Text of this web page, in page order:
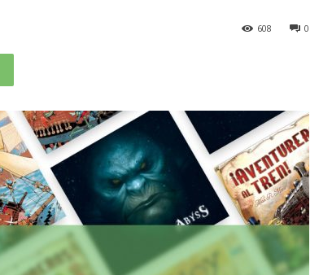
0
608